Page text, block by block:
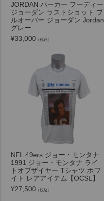
JORDAN パーカー フーディー
ジョーダン ラストショット プ
ルオーバー ジョーダン Jordan
グレー
¥33,000 （税込）
NFL 49ers ジョー・モンタナ
1991 ジョー・モンタナ ライ
トオブザイヤー Tシャツ ホワ
イト レアアイテム【OCSL】
¥27,500 （税込）